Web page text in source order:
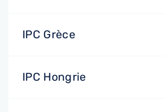
IPC Grèce
IPC Hongrie